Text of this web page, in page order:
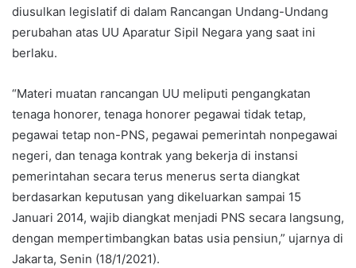
diusulkan legislatif di dalam Rancangan Undang-Undang
perubahan atas UU Aparatur Sipil Negara yang saat ini
berlaku.
“Materi muatan rancangan UU meliputi pengangkatan
tenaga honorer, tenaga honorer pegawai tidak tetap,
pegawai tetap non-PNS, pegawai pemerintah nonpegawai
negeri, dan tenaga kontrak yang bekerja di instansi
pemerintahan secara terus menerus serta diangkat
berdasarkan keputusan yang dikeluarkan sampai 15
Januari 2014, wajib diangkat menjadi PNS secara langsung,
dengan mempertimbangkan batas usia pensiun,” ujarnya di
Jakarta, Senin (18/1/2021).